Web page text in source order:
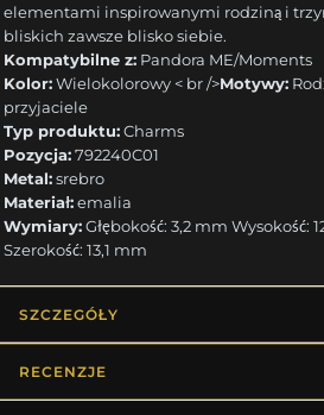
elementami inspirowanymi rodziną i
bliskich zawsze blisko siebie.
Kompatybilne z: Pandora ME/Moments
Kolor:Wielokolorowy < br />Motywy:
przyjaciele
Typ produktu:Charms
Pozycja:792240C01
Metal:srebro
Materiał:emalia
Wymiary:Głębokość: 3,2 mm Wysokość:
Szerokość: 13,1 mm
SZCZEGÓŁY
RECENZJE